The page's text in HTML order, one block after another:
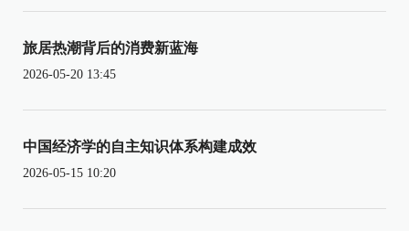
旅居热潮背后的消费新蓝海
2026-05-20 13:45
中国经济学的自主知识体系构建成效
2026-05-15 10:20